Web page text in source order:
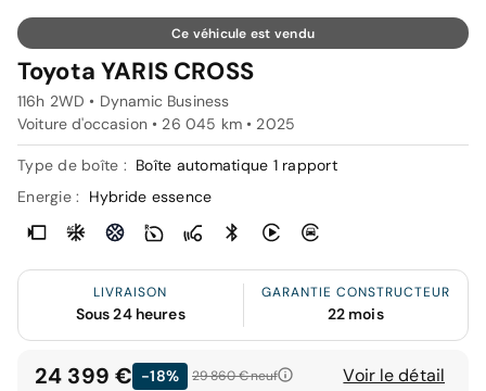
Ce véhicule est vendu
Toyota YARIS CROSS
116h 2WD • Dynamic Business
Voiture d'occasion • 26 045 km • 2025
Type de boîte : Boîte automatique 1 rapport
Energie :
Hybride essence
LIVRAISON
Sous 24 heures
GARANTIE CONSTRUCTEUR
22 mois
24 399 € -18% 29 860 €neuf Voir le détail